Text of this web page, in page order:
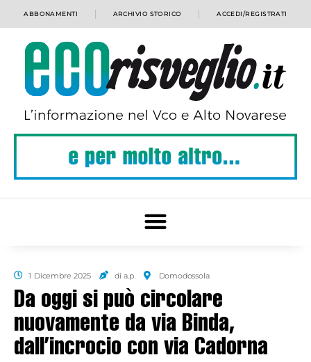
ABBONAMENTI ARCHIVIO STORICO ACCEDI/REGISTRATI
1 Dicembre 2025 di a.p. Domodossola
Da oggi si può circolare
nuovamente da via Binda,
dall’incrocio con via Cadorna